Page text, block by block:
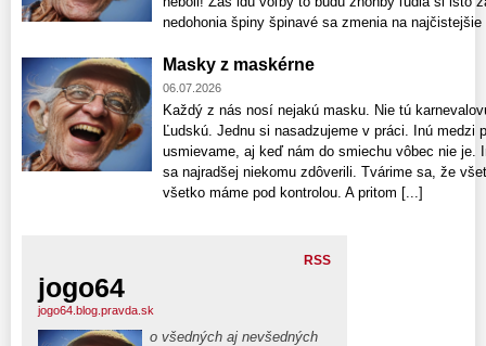
nedohonia špiny špinavé sa zmenia na
Masky z maskérne
06.07.2026
Každý z nás nosí nejakú masku. Nie tú
Ľudskú. Jednu si nasadzujeme v práci. Inú medzi
usmievame, aj keď nám do smiechu vôbec nie je.
sa najradšej niekomu zdôverili. Tvárime sa, že
všetko máme pod kontrolou. A pritom [...]
RSS
jogo64
jogo64.blog.pravda.sk
o všedných aj nevšedných